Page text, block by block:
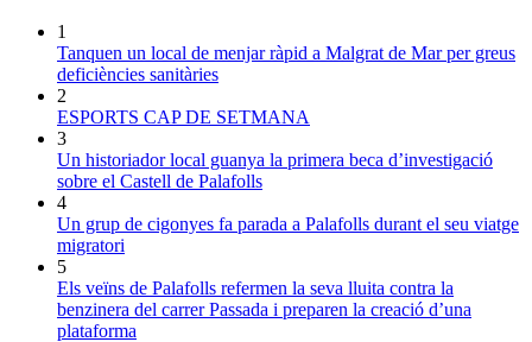
1
Tanquen un local de menjar ràpid a Malgrat de Mar per greus
deficiències sanitàries
2
ESPORTS CAP DE SETMANA
3
Un historiador local guanya la primera beca d’investigació
sobre el Castell de Palafolls
4
Un grup de cigonyes fa parada a Palafolls durant el seu viatge
migratori
5
Els veïns de Palafolls refermen la seva lluita contra la
benzinera del carrer Passada i preparen la creació d’una
plataforma